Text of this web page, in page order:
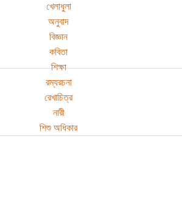
খেলাধুলা
অনুবাদ
বিজ্ঞান
কবিতা
শিক্ষা
রম্যরচনা
রেখাচিত্র
নারী
শিশু অধিকার